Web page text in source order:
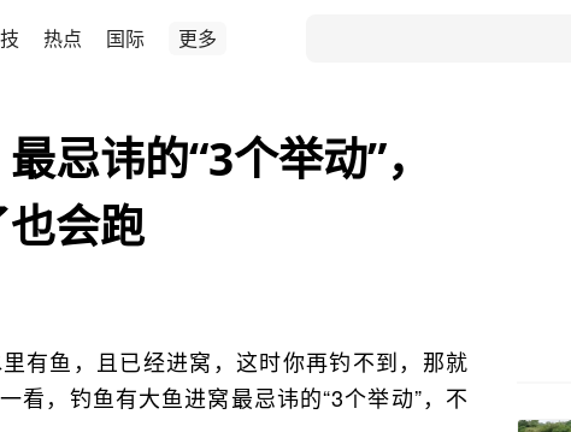
热点 国际 更多
忌讳的“3个举动”，
会跑
有鱼，且已经进窝，这时你再钓不到，那就
看，钓鱼有大鱼进窝最忌讳的“3个举动”，不